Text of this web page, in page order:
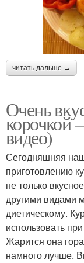
читать дальше →
Очень
корочкой
видео)
Сегодняшняя
приготовлению
не только
другими видами
диетическому.
использовать
Жарится она
намного лучше.